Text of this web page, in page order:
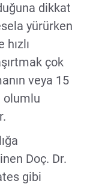
dikkat
yürürken
çok
veya 15
olumlu
Doç. Dr.
gibi